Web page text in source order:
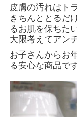
皮膚の汚れはト
きちんととるだ
るお肌を保ちた
大限考えてアン
お子さんからお
る安心な商品です